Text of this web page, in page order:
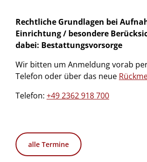
Rechtliche Grundlagen bei
Einrichtung / besondere
dabei: Bestattungsvorsorge
Wir bitten um Anmeldung vorab
Telefon oder über das neue
Telefon: +49 2362 918 700
alle Termine